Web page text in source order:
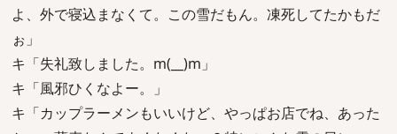
よ、外で寝込まなくて。この雪だもん。凍死してたかもだ
ぉ」
キ「失礼致しました。m(__)m」
キ「風邪ひくなよー。」
キ「カップラーメンもいいけど、やっぱお店でね、あった